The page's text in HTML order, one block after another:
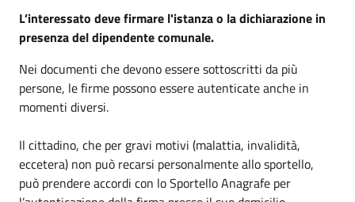
L’interessato deve firmare l'istanza o la dichiarazione in
presenza del dipendente comunale.
Nei documenti che devono essere sottoscritti da più
persone, le firme possono essere autenticate anche in
momenti diversi.
Il cittadino, che per gravi motivi (malattia, invalidità,
eccetera) non può recarsi personalmente allo sportello,
può prendere accordi con lo Sportello Anagrafe per